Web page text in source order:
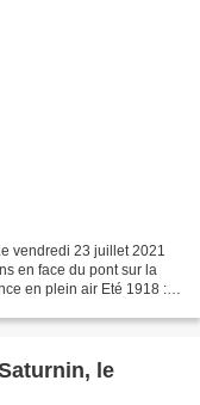
vendredi 23 juillet 2021
en face du pont sur la
en plein air Eté 1918 :
le